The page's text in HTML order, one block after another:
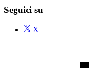
Seguici su
X